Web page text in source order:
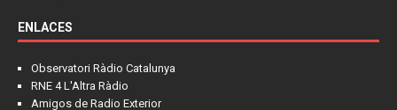
ENLACES
Observatori Ràdio Catalunya
RNE 4 L'Altra Ràdio
Amigos de Radio Exterior